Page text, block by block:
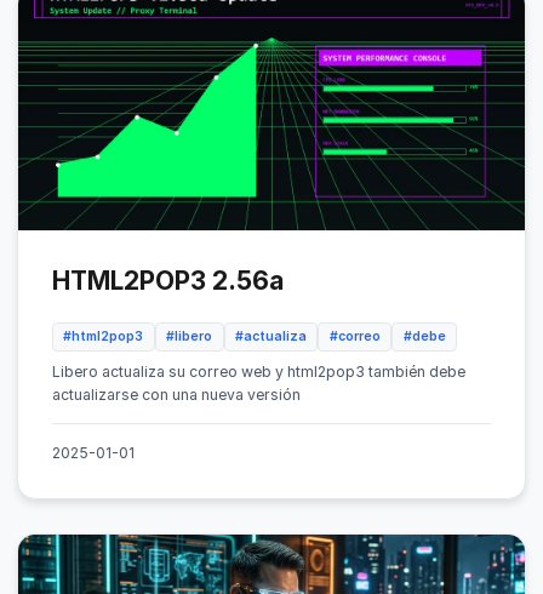
HTML2POP3 2.56a
#html2pop3 #libero #actualiza #correo #debe
Libero actualiza su correo web y html2pop3 también debe
actualizarse con una nueva versión
2025-01-01